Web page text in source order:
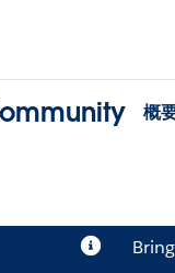
概